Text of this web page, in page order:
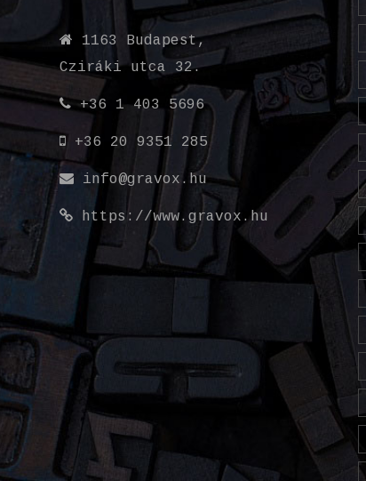
1163 Budapest,
Cziráki utca 32.
+36 1 403 5696
+36 20 9351 285
info@gravox.hu
https://www.gravox.hu